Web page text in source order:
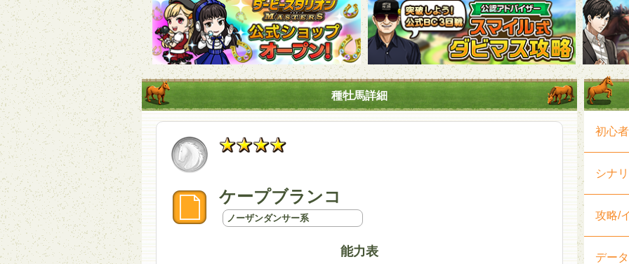
種牡馬詳細
ケープブランコ
ノーザンダンサー系
能力表
初心
シナ
攻略/
デー